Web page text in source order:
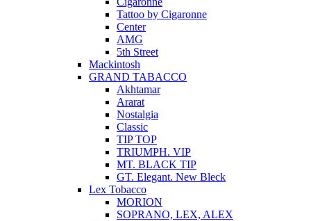
Tattoo by Cigaronne
Center
AMG
5th Street
Mackintosh
GRAND TABACCO
Akhtamar
Ararat
Nostalgia
Classic
TIP TOP
TRIUMPH. VIP
MT. BLACK TIP
GT. Elegant. New Bleck
Lex Tobacco
MORION
SOPRANO, LEX, ALEX